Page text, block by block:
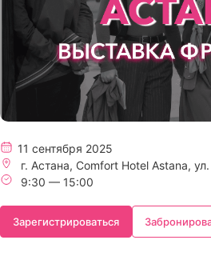
11 сентября 2025
г. Астана, Comfort Hotel Astana,
9:30 — 15:00
Зарегистрироваться